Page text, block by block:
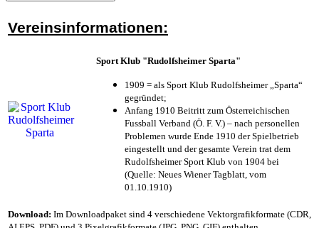
Vereinsinformationen:
Sport Klub "Rudolfsheimer Sparta"
1909 = als Sport Klub Rudolfsheimer „Sparta“
gegründet;
Anfang 1910 Beitritt zum Österreichischen
Fussball Verband (Ö. F. V.) – nach personellen
Problemen wurde Ende 1910 der Spielbetrieb
eingestellt und der gesamte Verein trat dem
Rudolfsheimer Sport Klub von 1904 bei
(Quelle: Neues Wiener Tagblatt, vom
01.10.1910)
Download: Im Downloadpaket sind 4 verschiedene Vektorgrafikformate (CDR,